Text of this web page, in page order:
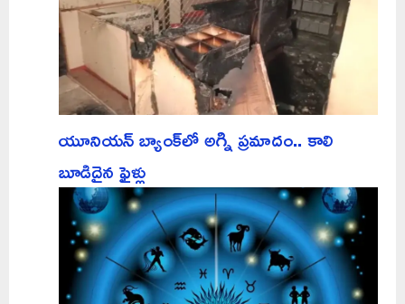
యూనియన్ బ్యాంక్‌లో అగ్ని ప్రమాదం.. కాలి
బూడిదైన ఫైళ్లు